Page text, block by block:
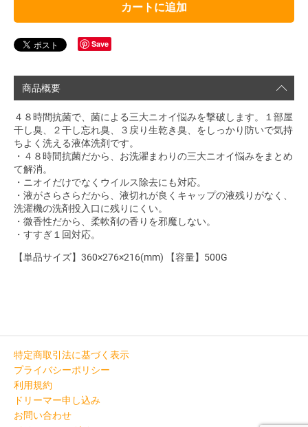
カートに追加
Save
商品概要
４８時間抗菌で、菌による三大ニオイ悩みを撃破します。１部屋
干し臭、２干し忘れ臭、３戻り生乾き臭、をしっかり防いで気持
ちよく洗える液体洗剤です。
・４８時間抗菌だから、お洗濯まわりの三大ニオイ悩みをまとめ
て解消。
・ニオイだけでなくウイルス除去にも対応。
・液がさらさらだから、液切れが良くキャップの液残りがなく、
洗濯機の洗剤投入口に残りにくい。
・微香性だから、柔軟剤の香りを邪魔しない。
・すすぎ１回対応。
【単品サイズ】360×276×216(mm) 【容量】500G
特定商取引法に基づく表示
プライバシーポリシー
利用規約
ドリーマー申し込み
お問い合わせ